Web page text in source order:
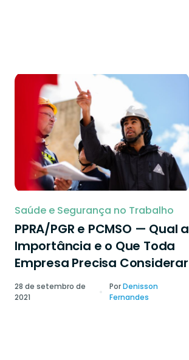
Saúde e Segurança no Trabalho
PPRA/PGR e PCMSO — Qual a
Importância e o Que Toda
Empresa Precisa Considerar
28 de setembro de
2021
PorDenisson
Fernandes